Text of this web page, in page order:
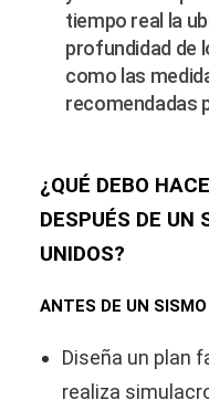
tiempo real la
profundidad de
como las
recomendadas
¿QUÉ DEBO
DESPUÉS DE UN
UNIDOS?
ANTES DE UN SISMO
Diseña un plan
realiza